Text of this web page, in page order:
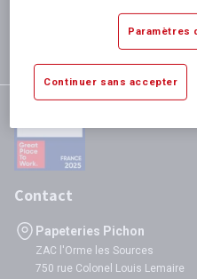
si validation avant 12h
satisfaction totale
Contact
Papeteries Pichon
ZAC l'Orme les Sources
750 rue Colonel Louis Lemaire
Paramètres
Continuer sans accepter